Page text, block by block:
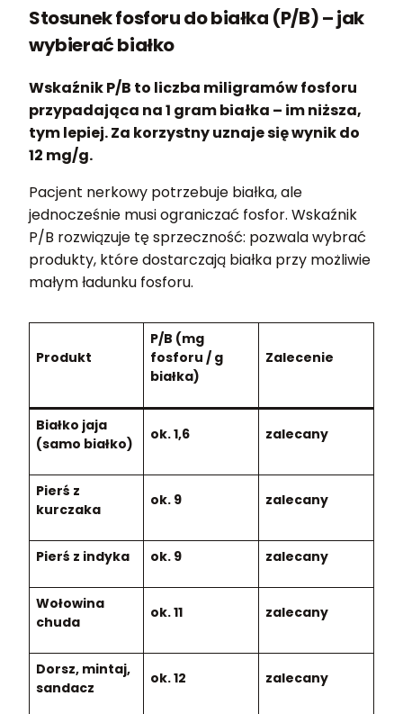
Stosunek fosforu do białka (P/B) – jak
wybierać białko
Wskaźnik P/B to liczba miligramów fosforu
przypadająca na 1 gram białka – im niższa,
tym lepiej. Za korzystny uznaje się wynik do
12 mg/g.
Pacjent nerkowy potrzebuje białka, ale
jednocześnie musi ograniczać fosfor. Wskaźnik
P/B rozwiązuje tę sprzeczność: pozwala wybrać
produkty, które dostarczają białka przy możliwie
małym ładunku fosforu.
Produkt
P/B (mg
fosforu / g
białka)
Zalecenie
Białko jaja
(samo białko)
ok. 1,6 zalecany
Pierś z
kurczaka
ok. 9 zalecany
Pierś z indyka ok. 9 zalecany
Wołowina
chuda
ok. 11 zalecany
Dorsz, mintaj,
sandacz
ok. 12 zalecany